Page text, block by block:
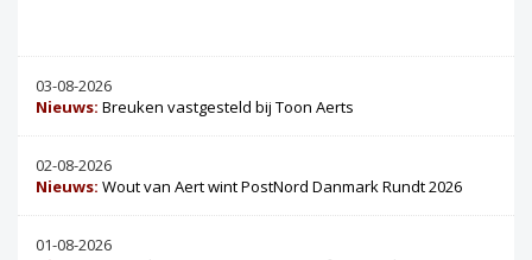
03-08-2026
Nieuws: Breuken vastgesteld bij Toon Aerts
02-08-2026
Nieuws: Wout van Aert wint PostNord Danmark Rundt 2026
01-08-2026